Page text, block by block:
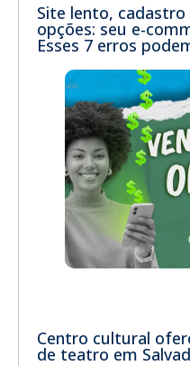
Site lento,
opções: seu e-
Esses 7 erros
Centro cultural
de teatro em